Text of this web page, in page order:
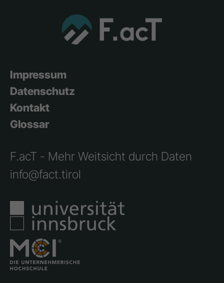
Impressum
Datenschutz
Kontakt
Glossar
F.acT - Mehr Weitsicht durch Daten
info@fact.tirol